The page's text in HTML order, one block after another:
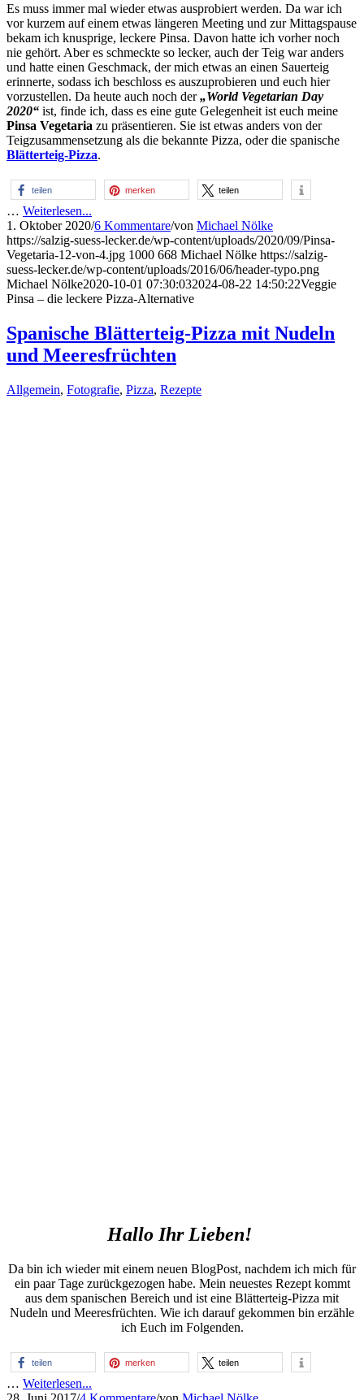
Es muss immer mal wieder etwas ausprobiert werden. Da war ich
vor kurzem auf einem etwas längeren Meeting und zur Mittagspause
bekam ich knusprige, leckere Pinsa. Davon hatte ich vorher noch
nie gehört. Aber es schmeckte so lecker, auch der Teig war anders
und hatte einen Geschmack, der mich etwas an einen Sauerteig
erinnerte, sodass ich beschloss es auszuprobieren und euch hier
vorzustellen. Da heute auch noch der„World Vegetarian Day
2020“ ist, finde ich, dass es eine gute Gelegenheit ist euch meine
Pinsa Vegetaria zu präsentieren. Sie ist etwas anders von der
Teigzusammensetzung als die bekannte Pizza, oder die spanische
Blätterteig-Pizza.
teilen merken teilen
… Weiterlesen...
1. Oktober 2020/6 Kommentare/von Michael Nölke
https://salzig-suess-lecker.de/wp-content/uploads/2020/09/Pinsa-
Vegetaria-12-von-4.jpg 1000 668 Michael Nölke https://salzig-
suess-lecker.de/wp-content/uploads/2016/06/header-typo.png
Michael Nölke2020-10-01 07:30:032024-08-22 14:50:22Veggie
Pinsa – die leckere Pizza-Alternative
Spanische Blätterteig-Pizza mit Nudeln
und Meeresfrüchten
Allgemein, Fotografie, Pizza, Rezepte
Hallo Ihr Lieben!
Da bin ich wieder mit einem neuen BlogPost, nachdem ich mich für
ein paar Tage zurückgezogen habe. Mein neuestes Rezept kommt
aus dem spanischen Bereich und ist eine Blätterteig-Pizza mit
Nudeln und Meeresfrüchten. Wie ich darauf gekommen bin erzähle
ich Euch im Folgenden.
teilen merken teilen
… Weiterlesen...